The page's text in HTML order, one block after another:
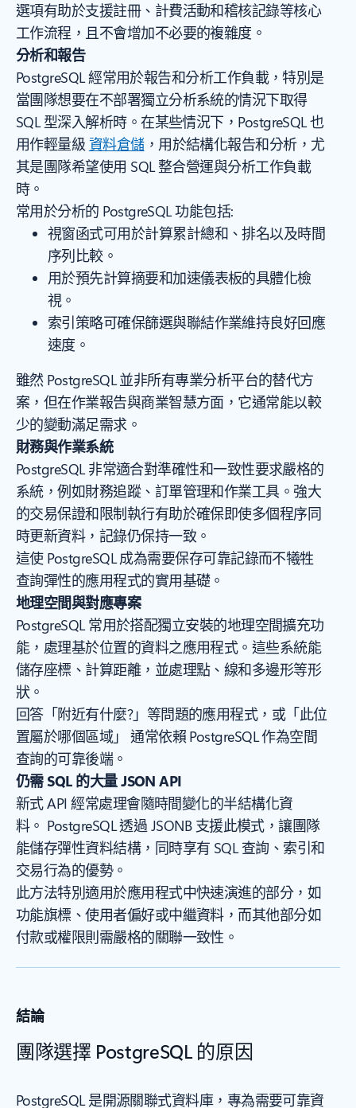
選項有助於支援註冊、計費活動和稽核記錄等核心
工作流程，且不會增加不必要的複雜度。
分析和報告
PostgreSQL 經常用於報告和分析工作負載，特別是
當團隊想要在不部署獨立分析系統的情況下取得
SQL 型深入解析時。在某些情況下，PostgreSQL 也
用作輕量級 資料倉儲，用於結構化報告和分析，尤
其是團隊希望使用 SQL 整合營運與分析工作負載
時。
常用於分析的 PostgreSQL 功能包括:
視窗函式可用於計算累計總和、排名以及時間
序列比較。
用於預先計算摘要和加速儀表板的具體化檢
視。
索引策略可確保篩選與聯結作業維持良好回應
速度。
雖然 PostgreSQL 並非所有專業分析平台的替代方
案，但在作業報告與商業智慧方面，它通常能以較
少的變動滿足需求。
財務與作業系統
PostgreSQL 非常適合對準確性和一致性要求嚴格的
系統，例如財務追蹤、訂單管理和作業工具。強大
的交易保證和限制執行有助於確保即使多個程序同
時更新資料，記錄仍保持一致。
這使 PostgreSQL 成為需要保存可靠記錄而不犧牲
查詢彈性的應用程式的實用基礎。
地理空間與對應專案
PostgreSQL 常用於搭配獨立安裝的地理空間擴充功
能，處理基於位置的資料之應用程式。這些系統能
儲存座標、計算距離，並處理點、線和多邊形等形
狀。
回答「附近有什麼?」等問題的應用程式，或「此位
置屬於哪個區域」 通常依賴 PostgreSQL 作為空間
查詢的可靠後端。
仍需 SQL 的大量 JSON API
新式 API 經常處理會隨時間變化的半結構化資
料。 PostgreSQL 透過 JSONB 支援此模式，讓團隊
能儲存彈性資料結構，同時享有 SQL 查詢、索引和
交易行為的優勢。
此方法特別適用於應用程式中快速演進的部分，如
功能旗標、使用者偏好或中繼資料，而其他部分如
付款或權限則需嚴格的關聯一致性。
結論
團隊選擇 PostgreSQL 的原因
PostgreSQL 是開源關聯式資料庫，專為需要可靠資